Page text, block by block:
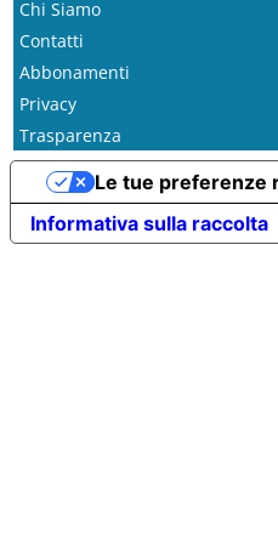
Chi Siamo
Contatti
Abbonamenti
Privacy
Trasparenza
Informativa sulla raccolta
Le tue preferenze